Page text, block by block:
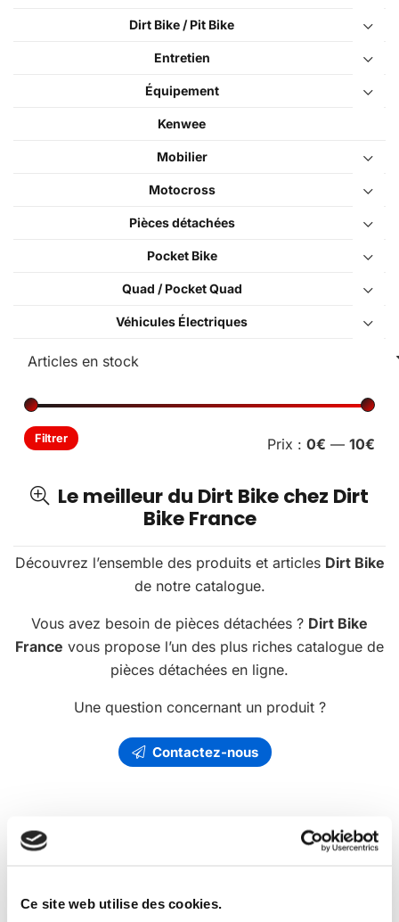
Ce site web utilise des cookies.
Dirt Bike / Pit Bike
Entretien
Équipement
Kenwee
Mobilier
Motocross
Pièces détachées
Pocket Bike
Quad / Pocket Quad
Véhicules Électriques
Filtrer Prix : 0€ — 10€
Le meilleur du Dirt Bike chez Dirt
Bike France
Découvrez l’ensemble des produits et articles Dirt Bike
de notre catalogue.
Vous avez besoin de pièces détachées ? Dirt Bike
France vous propose l’un des plus riches catalogue de
pièces détachées en ligne.
Une question concernant un produit ?
Contactez-nous
Les Dirt Bike France